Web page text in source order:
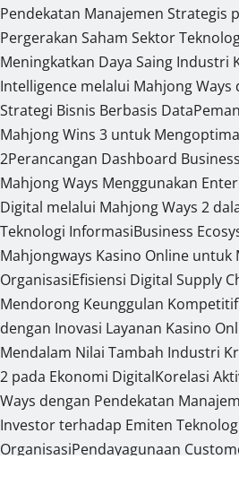
Pendekatan Manajemen Strategis
Pergerakan Saham Sektor
Meningkatkan Daya Saing Industri
Intelligence melalui Mahjong
Strategi Bisnis Berbasis Data
Mahjong Wins 3 untuk
2Perancangan Dashboard
Mahjong Ways Menggunakan
Digital melalui Mahjong Ways 2
Teknologi InformasiBusiness
Mahjongways Kasino Online
OrganisasiEfisiensi Digital Supply
Mendorong Keunggulan Kompetitif
dengan Inovasi Layanan Kasino
Mendalam Nilai Tambah Industri
2 pada Ekonomi DigitalKorelasi
Ways dengan Pendekatan
Investor terhadap Emiten
OrganisasiPendayagunaan